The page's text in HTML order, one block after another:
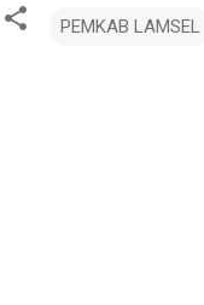
PEMKAB LAMSEL